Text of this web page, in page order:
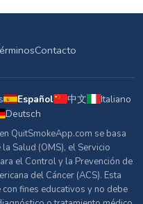
Contacto
Español 中文
Italiano
Deutsch
QuitSmokeApp.com se basa
Salud (OMS), el Servicio
el Control y la Prevención de
del Cáncer (ACS). Esta
fines educativos y no debe